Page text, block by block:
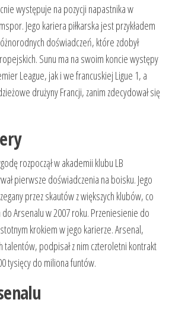
występuje na pozycji napastnika w
Jego kariera piłkarska jest przykładem
doświadczeń, które zdobył
Sunu ma na swoim koncie występy
League, jak i we francuskiej Ligue 1, a
drużyny Francji, zanim zdecydował się
rozpoczął w akademii klubu LB
pierwsze doświadczenia na boisku. Jego
przez skautów z większych klubów, co
Arsenalu w 2007 roku. Przeniesienie do
krokiem w jego karierze. Arsenal,
talentów, podpisał z nim czteroletni kontrakt
tysięcy do miliona funtów.